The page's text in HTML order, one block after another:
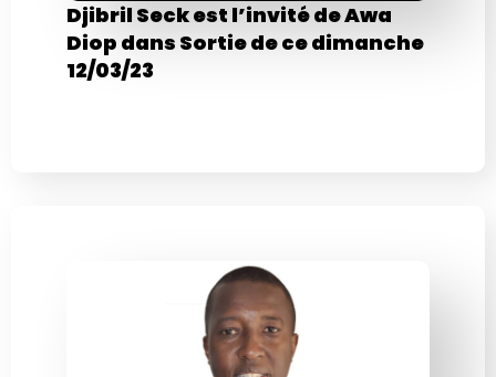
Djibril Seck est l’invité de Awa
Diop dans Sortie de ce dimanche
12/03/23